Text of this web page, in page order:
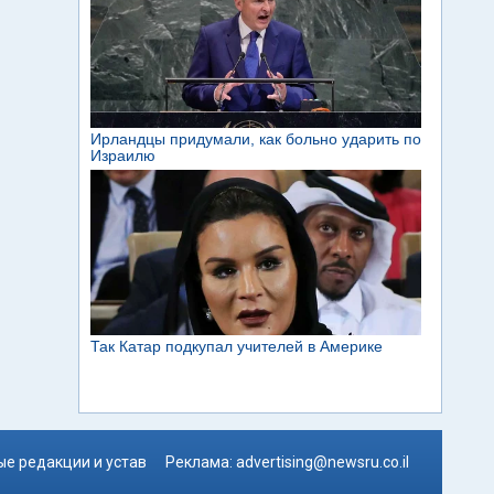
редакции и устав Реклама: advertising@newsru.co.il